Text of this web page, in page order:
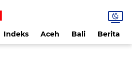
Indeks Aceh Bali Berita